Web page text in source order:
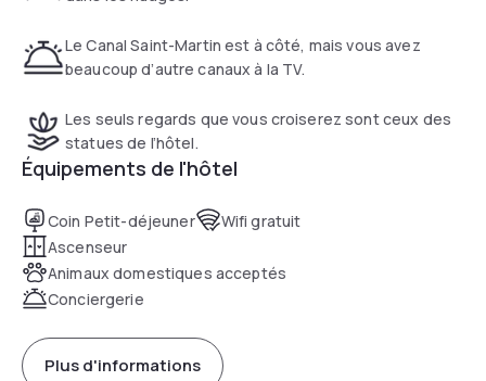
Le Canal Saint-Martin est à côté, mais vous avez
beaucoup d’autre canaux à la TV.
Les seuls regards que vous croiserez sont ceux des
statues de l’hôtel.
Équipements de l'hôtel
Coin Petit-déjeuner
Wifi gratuit
Ascenseur
Animaux domestiques acceptés
Conciergerie
Plus d'informations